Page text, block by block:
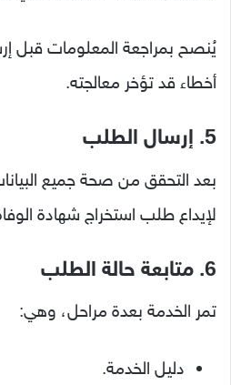
يُنصح بمراجعة المعلومات قبل
أخطاء قد تؤخر معالجته.
5. إرسال الطلب
بعد التحقق من صحة جميع
لإيداع طلب استخراج شهادة الوفاة
6. متابعة حالة الطلب
تمر الخدمة بعدة مراحل، وهي:
دليل الخدمة.